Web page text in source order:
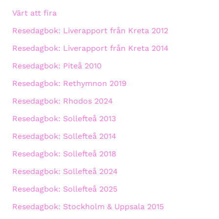
Värt att fira
Resedagbok: Liverapport från Kreta 2012
Resedagbok: Liverapport från Kreta 2014
Resedagbok: Piteå 2010
Resedagbok: Rethymnon 2019
Resedagbok: Rhodos 2024
Resedagbok: Sollefteå 2013
Resedagbok: Sollefteå 2014
Resedagbok: Sollefteå 2018
Resedagbok: Sollefteå 2024
Resedagbok: Sollefteå 2025
Resedagbok: Stockholm & Uppsala 2015